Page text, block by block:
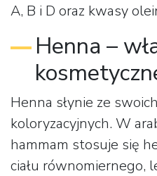
A, B i D oraz kwasy
Henna –
Henna słynie ze
koloryzacyjnych. W
hammam stosuje się
ciału równomiernego,